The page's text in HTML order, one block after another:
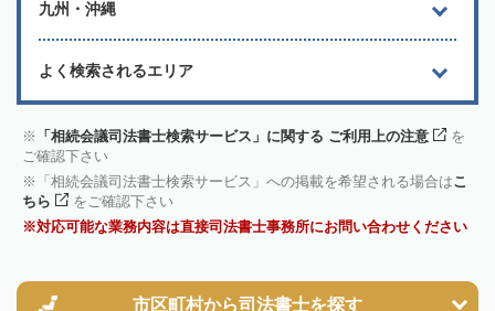
九州・沖縄
よく検索されるエリア
「相続会議司法書士検索サービス」に関する ご利用上の注意
を
ご確認下さい
「相続会議司法書士検索サービス」への掲載を希望される場合はこ
ちら
をご確認下さい
対応可能な業務内容は直接司法書士事務所にお問い合わせください
市区町村から司法書士を探す